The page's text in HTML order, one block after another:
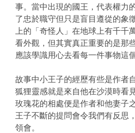
事。當中出現的國王，代表權力
了忠於職守但只是盲目遵從的象
上的「奇怪人」在地球上有千千
看外觀，但其實真正重要的是那
應該學識用心去看每一件事物這
故事中小王子的經歷有些是作者
狐狸靈感就是來自他在沙漠時看
玫瑰花的相處便是作者和他妻子
王子不斷的提問會令我們有反思
領會。